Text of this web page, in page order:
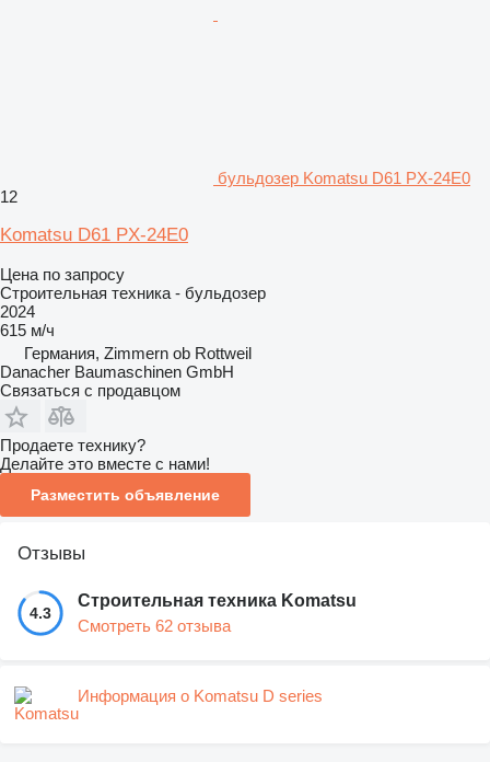
бульдозер Komatsu D61 PX-24E0
12
Komatsu D61 PX-24E0
Цена по запросу
Строительная техника - бульдозер
2024
615 м/ч
Германия, Zimmern ob Rottweil
Danacher Baumaschinen GmbH
Связаться с продавцом
Продаете технику?
Делайте это вместе с нами!
Разместить объявление
Отзывы
4.3
Строительная техника Komatsu
Смотреть 62 отзыва
Информация о Komatsu D series